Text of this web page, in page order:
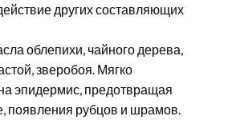
других составляющих
облепихи, чайного дерева,
зверобоя. Мягко
эпидермис, предотвращая
появления рубцов и шрамов.